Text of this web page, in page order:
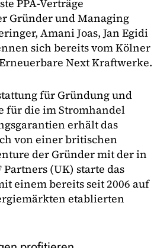
PPA-Verträge
Gründer und Managing
Amani Joas, Jan Egidi
sich bereits vom Kölner
Next Kraftwerke.
für Gründung und
für die im Stromhandel
erhält das
von einer britischen
der Gründer mit der in
Partners (UK) starte das
einem bereits seit 2006 auf
etablierten